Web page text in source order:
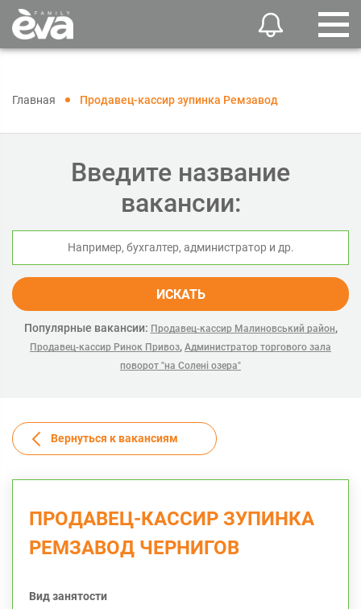
Главная Продавец-кассир зупинка Ремзавод
Введите название
вакансии:
ИСКАТЬ
Популярные вакансии: Продавец-кассир Малиновський район,
Продавец-кассир Ринок Привоз, Администратор торгового зала
поворот "на Солені озера"
Вернуться к вакансиям
ПРОДАВЕЦ-КАССИР ЗУПИНКА
РЕМЗАВОД ЧЕРНИГОВ
Вид занятости